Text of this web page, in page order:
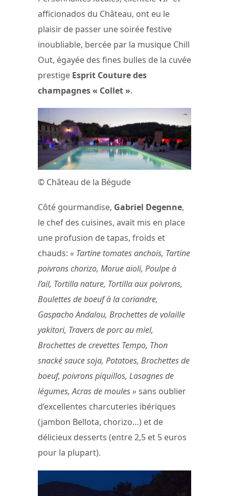
afficionados du Château, ont eu le
plaisir de passer une soirée festive
inoubliable, bercée par la musique Chill
Out, égayée des fines bulles de la cuvée
prestige Esprit Couture des
champagnes « Collet ».
© Château de la Bégude
Côté gourmandise, Gabriel Degenne,
le chef des cuisines, avait mis en place
une profusion de tapas, froids et
chauds: « Tartine tomates anchois, Tartine
poivrons chorizo, Morue aïoli, Poulpe à
l’ail, Tortilla nature, Tortilla aux poivrons,
Boulettes de boeuf à la coriandre,
Gaspacho Andalou, Brochettes de volaille
yakitori, Travers de porc au miel,
Brochettes de crevettes Tempo, Thon
snacké sauce soja, Potatoes, Brochettes de
boeuf, poivrons piquillos, Lasagnes de
légumes, Acras de moules » sans oublier
d’excellentes charcuteries ibériques
(jambon Bellota, chorizo…) et de
délicieux desserts (entre 2,5 et 5 euros
pour la plupart).